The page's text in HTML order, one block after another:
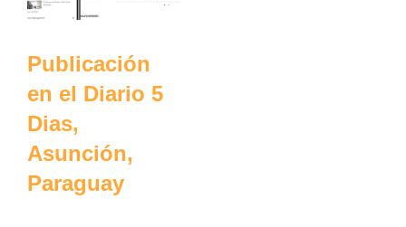
Publicación
en el Diario 5
Dias,
Asunción,
Paraguay